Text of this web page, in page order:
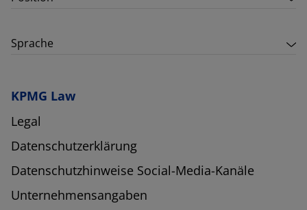
Sprache
KPMG Law
Legal
Datenschutzerklärung
Datenschutzhinweise Social-Media-Kanäle
Unternehmensangaben